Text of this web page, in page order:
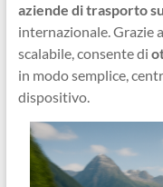
aziende di trasporto
internazionale. Grazie
scalabile, consente di
in modo semplice,
dispositivo.